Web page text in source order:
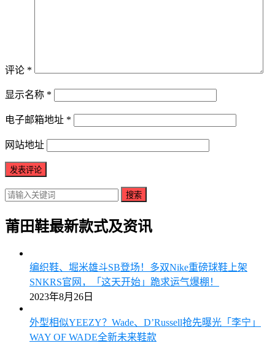
评论 *
显示名称 *
电子邮箱地址 *
网站地址
搜索
莆田鞋最新款式及资讯
编织鞋、堀米雄斗SB登场！多双Nike重磅球鞋上架
SNKRS官网，「这天开始」跪求运气爆棚！
2023年8月26日
外型相似YEEZY？Wade、D’Russell抢先曝光「李宁」
WAY OF WADE全新未来鞋款